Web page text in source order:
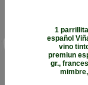
1
español
vino
premiun
gr.,